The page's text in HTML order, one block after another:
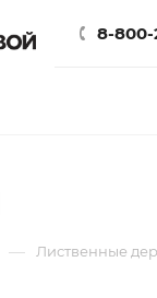
8-800-
— Лиственные